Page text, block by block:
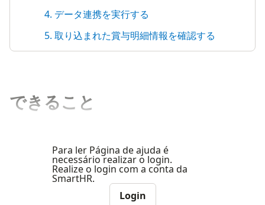
4. データ連携を実行する
5. 取り込まれた賞与明細情報を確認する
できること
Para ler Página de ajuda é
necessário realizar o login.
Realize o login com a conta da
SmartHR.
Login